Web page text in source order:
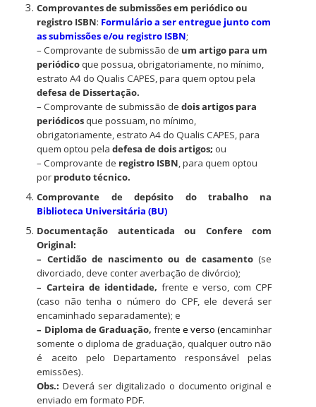
Comprovantes de submissões em periódico ou
registro ISBN: Formulário a ser entregue junto com
as submissões e/ou registro ISBN;
– Comprovante de submissão de um artigo para um
periódicoque possua, obrigatoriamente, no mínimo,
estrato A4 do Qualis CAPES, para quem optou pela
defesa de Dissertação.
– Comprovante de submissão dedois artigos para
periódicosque possuam, no mínimo,
obrigatoriamente, estrato A4 do Qualis CAPES, para
quem optou peladefesa dedois artigos;ou
– Comprovante de registro ISBN, para quem optou
por produto técnico.
Comprovante de depósito do trabalho na
Biblioteca Universitária (BU)
Documentação autenticada ou Confere com
Original:
– Certidão de nascimento ou de casamento(se
divorciado, deve conter averbação de divórcio);
– Carteira de identidade, frente e verso, com CPF
(caso não tenha o número do CPF, ele deverá ser
encaminhado separadamente); e
– Diploma de Graduação, frente e verso (encaminhar
somente o diploma de graduação, qualquer outro não
é aceito pelo Departamento responsável pelas
emissões).
Obs.: Deverá ser digitalizado o documento original e
enviado em formato PDF.